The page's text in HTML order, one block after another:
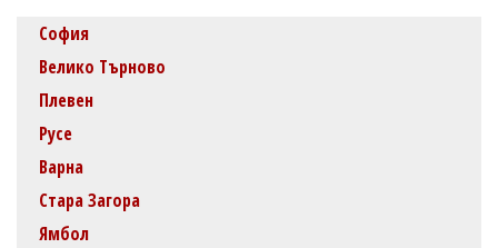
София
Велико Търново
Плевен
Русе
Варна
Стара Загора
Ямбол